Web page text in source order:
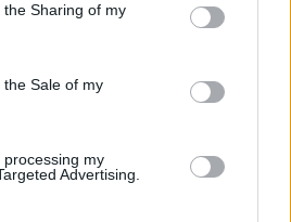
Sharing of my
Sale of my
my
Advertising.
Ο κυκλικός κόμβος να
του νοσοκομείου
από το ιστιοπλοϊκό